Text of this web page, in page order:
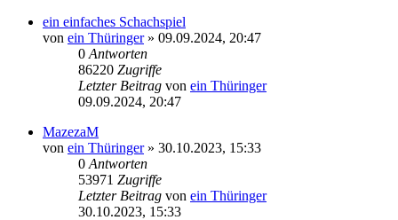
ein einfaches Schachspiel
von ein Thüringer» 09.09.2024, 20:47
0 Antworten
86220 Zugriffe
Letzter Beitrag von ein Thüringer
09.09.2024, 20:47
MazezaM
von ein Thüringer» 30.10.2023, 15:33
0 Antworten
53971 Zugriffe
Letzter Beitrag von ein Thüringer
30.10.2023, 15:33